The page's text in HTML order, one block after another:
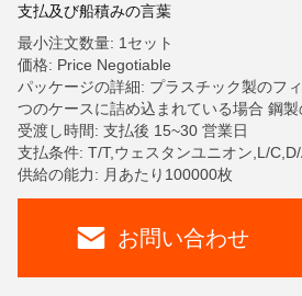
支払及び船積みの言葉
最小注文数量: 1セット
価格: Price Negotiable
パッケージの詳細: プラスチック製のフ
つのケースに詰め込まれている場合 鋼
受渡し時間: 支払後 15~30 営業日
支払条件: T/T,ウェスタンユニオン,L/
供給の能力: 月あたり100000枚
お問い合わせ